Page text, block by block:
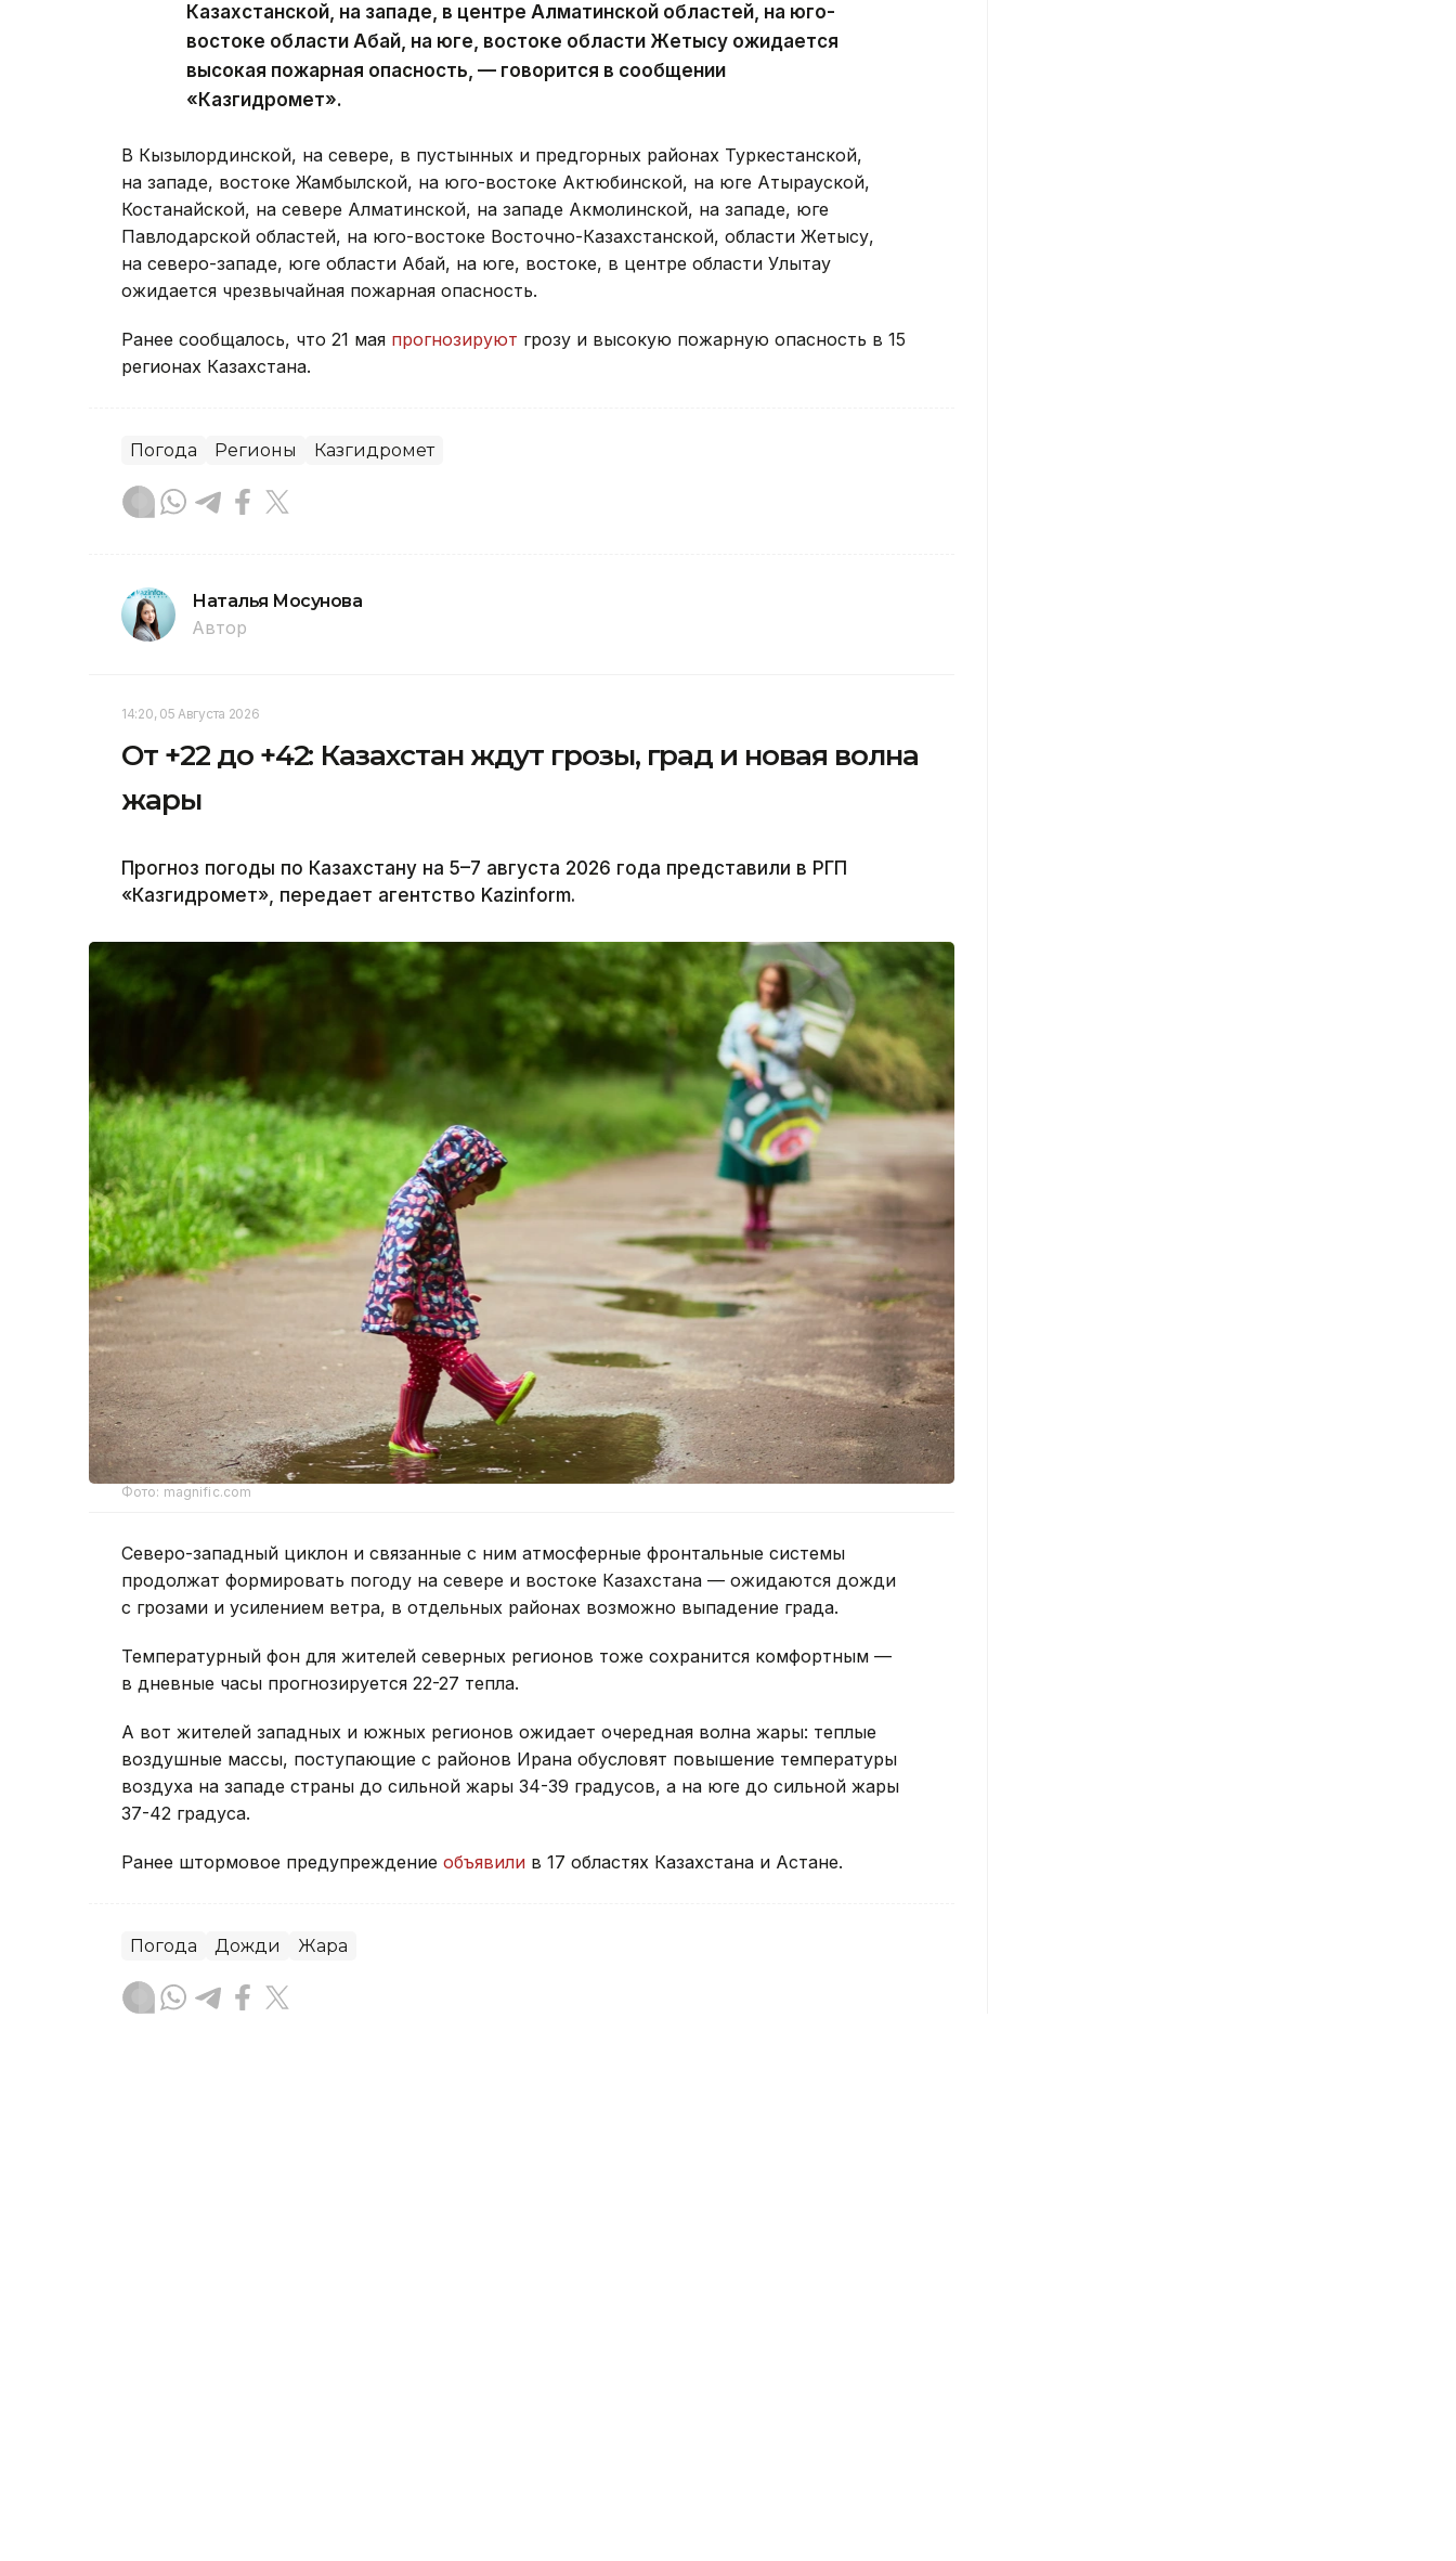
Казахстанской, на западе, в центре Алматинской областей, на юго-
востоке области Абай, на юге, востоке области Жетысу ожидается
высокая пожарная опасность, — говорится в сообщении
«Казгидромет».
В Кызылординской, на севере, в пустынных и предгорных районах Туркестанской,
на западе, востоке Жамбылской, на юго-востоке Актюбинской, на юге Атырауской,
Костанайской, на севере Алматинской, на западе Акмолинской, на западе, юге
Павлодарской областей, на юго-востоке Восточно-Казахстанской, области Жетысу,
на северо-западе, юге области Абай, на юге, востоке, в центре области Улытау
ожидается чрезвычайная пожарная опасность.
Ранее сообщалось, что 21 мая прогнозируют грозу и высокую пожарную опасность в 15
регионах Казахстана.
Погода Регионы Казгидромет
Наталья Мосунова
Автор
14:20, 05 Августа 2026
От +22 до +42: Казахстан ждут грозы, град и новая волна
жары
Прогноз погоды по Казахстану на 5–7 августа 2026 года представили в РГП
«Казгидромет», передает агентство Kazinform.
Фото: magnific.com
Северо-западный циклон и связанные с ним атмосферные фронтальные системы
продолжат формировать погоду на севере и востоке Казахстана — ожидаются дожди
с грозами и усилением ветра, в отдельных районах возможно выпадение града.
Температурный фон для жителей северных регионов тоже сохранится комфортным —
в дневные часы прогнозируется 22-27 тепла.
А вот жителей западных и южных регионов ожидает очередная волна жары: теплые
воздушные массы, поступающие с районов Ирана обусловят повышение температуры
воздуха на западе страны до сильной жары 34-39 градусов, а на юге до сильной жары
37-42 градуса.
Ранее штормовое предупреждение объявили в 17 областях Казахстана и Астане.
Погода Дожди Жара